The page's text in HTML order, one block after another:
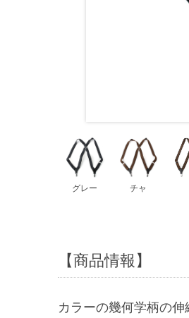
グレー チャ
【商品情報】
カラーの幾何学柄の